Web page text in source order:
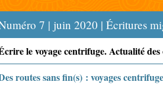
7 | juin 2020 | Écritures
le voyage centrifuge. Actualité
routes sans fin(s) : voyages